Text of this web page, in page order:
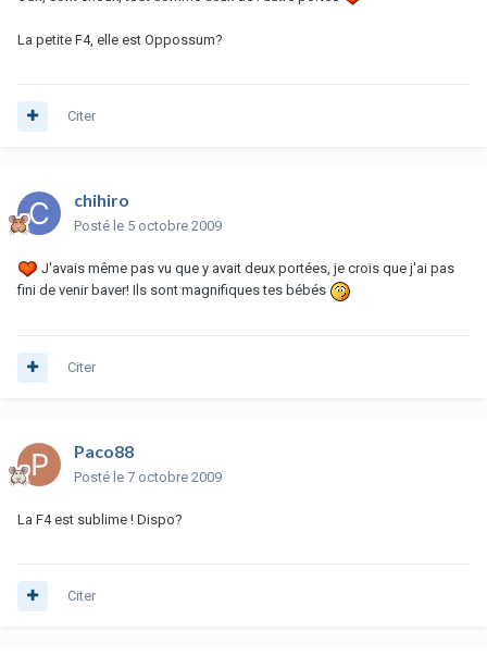
La petite F4, elle est Oppossum?
Citer
chihiro
Posté le 5 octobre 2009
J'avais même pas vu que y avait deux portées, je crois que j'ai pas
fini de venir baver! Ils sont magnifiques tes bébés
Citer
Paco88
Posté le 7 octobre 2009
La F4 est sublime ! Dispo?
Citer